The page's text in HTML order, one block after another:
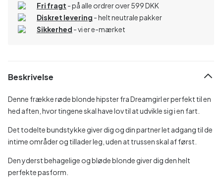
Fri fragt - på alle ordrer over 599 DKK
Diskret levering - helt neutrale pakker
Sikkerhed - vi er e-mærket
Beskrivelse
Denne frække røde blonde hipster fra Dreamgirl er perfekt til en
hed aften, hvor tingene skal have lov til at udvikle sig i en fart.
Det todelte bundstykke giver dig og din partner let adgang til de
intime områder og tillader leg, uden at trussen skal af først.
Den yderst behagelige og bløde blonde giver dig den helt
perfekte pasform.